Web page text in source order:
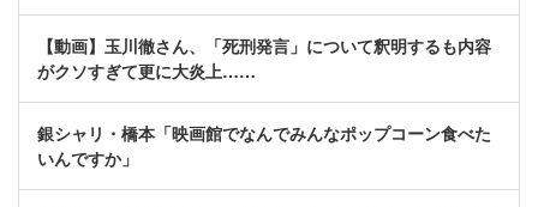
【動画】玉川徹さん、「死刑発言」について釈明するも内容
がクソすぎて更に大炎上……
銀シャリ・橋本「映画館でなんでみんなポップコーン食べた
いんですか」